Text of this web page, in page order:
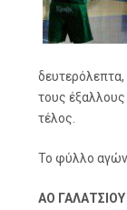
τους
τέλος.
Το φύλλο
ΑΟ